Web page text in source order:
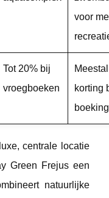
voor
Tot 20% bij
vroegboeken
korting
boeking
centrale locatie
Green Frejus een
natuurlijke